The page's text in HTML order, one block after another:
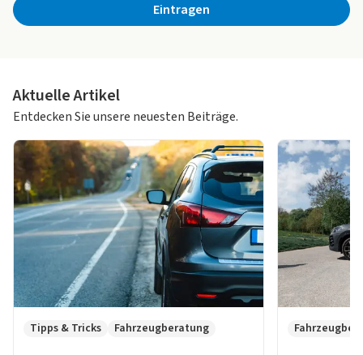
Eintragen
Aktuelle Artikel
Entdecken Sie unsere neuesten Beiträge.
Tipps & Tricks Fahrzeugberatung